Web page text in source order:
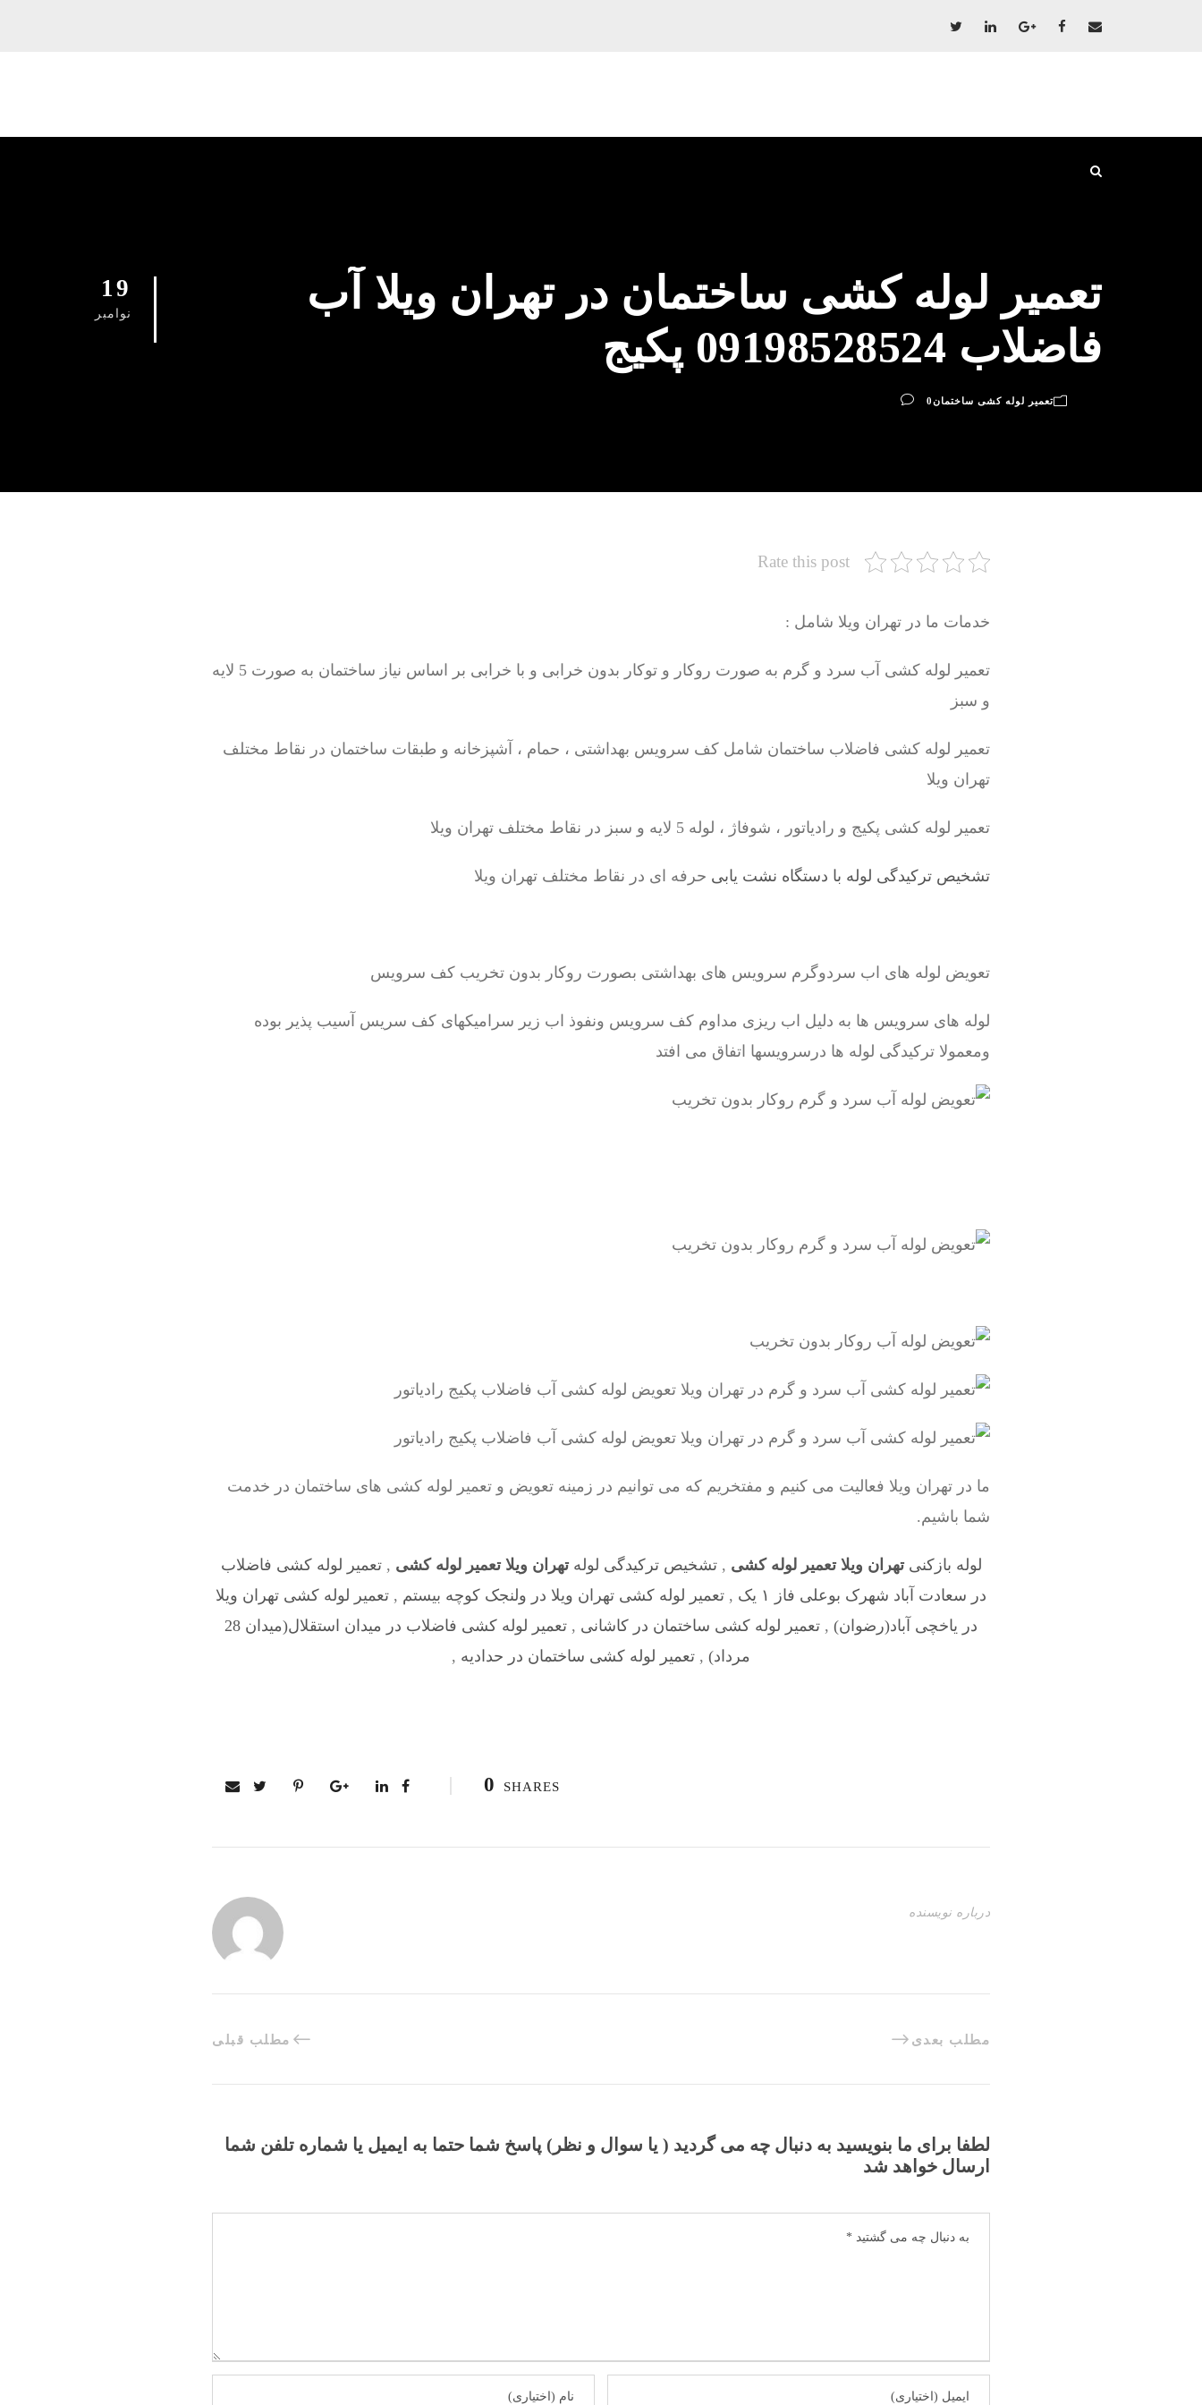
19
نوامبر
تعمیر لوله کشی ساختمان در تهران ویلا آب
فاضلاب 09198528524 پکیج
تعمیر لوله کشی ساختمان0
Rate this post
خدمات ما در تهران ویلا شامل :
تعمیر لوله کشی آب سرد و گرم به صورت روکار و توکار بدون خرابی و با خرابی بر اساس نیاز ساختمان به صورت 5 لایه
و سبز
تعمیر لوله کشی فاضلاب ساختمان شامل کف سرویس بهداشتی ، حمام ، آشپزخانه و طبقات ساختمان در نقاط مختلف
تهران ویلا
تعمیر لوله کشی پکیج و رادیاتور ، شوفاژ ، لوله 5 لایه و سبز در نقاط مختلف تهران ویلا
تشخیص ترکیدگی لوله با دستگاه نشت یابی حرفه ای در نقاط مختلف تهران ویلا
تعویض لوله های اب سردوگرم سرویس های بهداشتی بصورت روکار بدون تخریب کف سرویس
لوله های سرویس ها به دلیل اب ریزی مداوم کف سرویس ونفوذ اب زیر سرامیکهای کف سریس آسیب پذیر بوده
ومعمولا ترکیدگی لوله ها درسرویسها اتفاق می افتد
ما در تهران ویلا فعالیت می کنیم و مفتخریم که می توانیم در زمینه تعویض و تعمیر لوله کشی های ساختمان در خدمت
شما باشیم.
لوله بازکنیتهران ویلا تعمیر لوله کشی ,تشخیص ترکیدگی لولهتهران ویلا تعمیر لوله کشی ,تعمیر لوله کشی فاضلاب
در سعادت آباد شهرک بوعلی فاز ۱ یک
, تعمیر لوله کشی تهران ویلا در ولنجک کوچه بیستم , تعمیر لوله کشی تهران ویلا
در یاخچی آباد(رضوان) , تعمیر لوله کشی ساختمان در کاشانی ,
تعمیر لوله کشی فاضلاب در میدان استقلال(میدان 28
مرداد) , تعمیر لوله کشی ساختمان در حدادیه ,
0 SHARES
درباره نویسنده
مطلب قبلی مطلب بعدی
لطفا برای ما بنویسید به دنبال چه می گردید ( یا سوال و نظر) پاسخ شما حتما به ایمیل یا شماره تلفن شما
ارسال خواهد شد